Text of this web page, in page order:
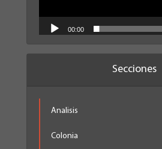
00:00
Secciones
Analisis
Colonia